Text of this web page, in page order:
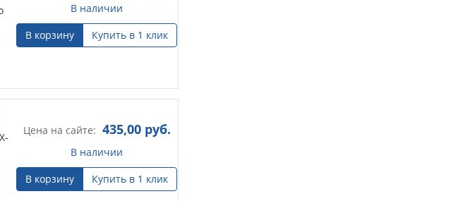
В наличии
В корзину
Купить в 1 клик
Цена на сайте: 435,00руб.
В наличии
В корзину
Купить в 1 клик